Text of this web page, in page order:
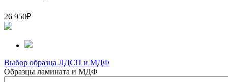
26 950₽
Выбор образца ЛДСП и МДФ
Образцы ламината и МДФ